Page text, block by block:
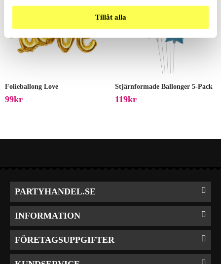
Tillåt alla
Folieballong Love
99Kr
Stjärnformade Ballonger 5-Pack
119Kr
PARTYHANDEL.SE
INFORMATION
FÖRETAGSUPPGIFTER